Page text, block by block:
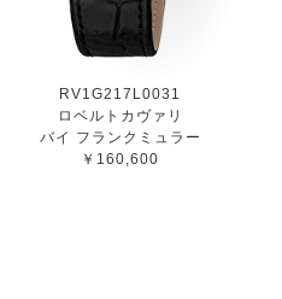
RV1G217L0031
ロベルトカヴァリ
バイ フランクミュラー
￥160,600